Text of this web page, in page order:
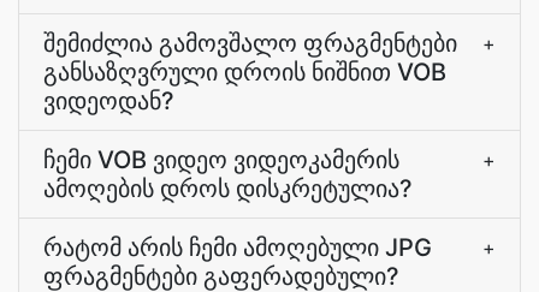
შემიძლია გამოვშალო ფრაგმენტები
განსაზღვრული დროის ნიშნით VOB
ვიდეოდან?
+
ჩემი VOB ვიდეო ვიდეოკამერის
ამოღების დროს დისკრეტულია?
+
რატომ არის ჩემი ამოღებული JPG
ფრაგმენტები გაფერადებული?
+